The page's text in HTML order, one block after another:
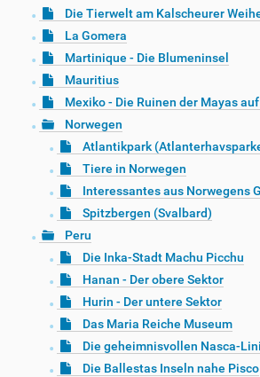
Die Tierwelt am Kalscheurer
La Gomera
Martinique - Die Blumeninsel
Mauritius
Mexiko - Die Ruinen der Mayas
Norwegen
Atlantikpark
Tiere in Norwegen
Interessantes aus Norwegens
Spitzbergen (Svalbard)
Peru
Die Inka-Stadt Machu Picchu
Hanan - Der obere Sektor
Hurin - Der untere Sektor
Das Maria Reiche Museum
Die geheimnisvollen Nasca-
Die Ballestas Inseln nahe Pisco